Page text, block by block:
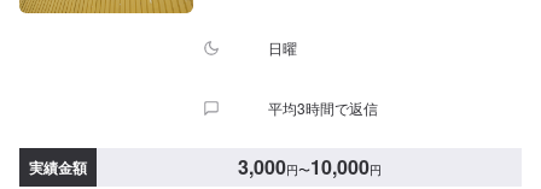
日曜
平均3時間で返信
実績金額 3,000円〜10,000円